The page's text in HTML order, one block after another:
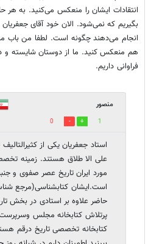
انتقادات ایشان را منعکس می‌کنید. به هر
بگیریم که نمی‌شود. الان خود آقای
انجام می‌دهند چگونه است. لطفا من باب
هم منعکس کنید. ما از دوستان شایسته و
فراوانی داریم.
منصور
1
0
استاد جعفریان یکی از
علی الا طلاق هستند. زمینه
مورد ایران تاریخ عصر صفوی و
است.ایشان کتابشناسی(مرجع
حاضر علاوه بر استادی در بخش
پرتلاش کتابخانه مجلس وسرپرست